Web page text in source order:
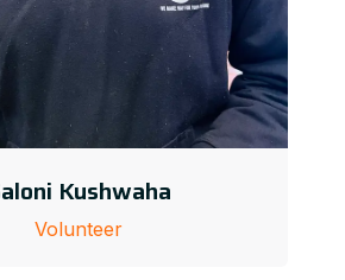
Kushwaha
Volunteer